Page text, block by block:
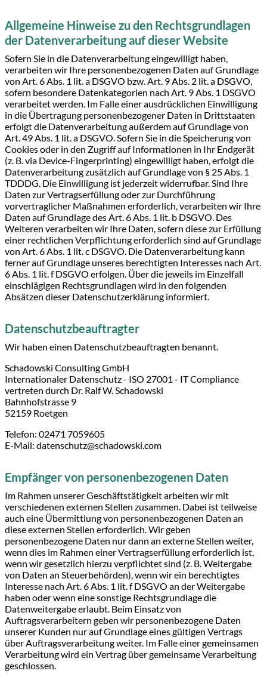
Allgemeine Hinweise zu den Rechtsgrundlagen
der Datenverarbeitung auf dieser Website
Sofern Sie in die Datenverarbeitung eingewilligt haben,
verarbeiten wir Ihre personenbezogenen Daten auf Grundlage
von Art. 6 Abs. 1 lit. a DSGVO bzw. Art. 9 Abs. 2 lit. a DSGVO,
sofern besondere Datenkategorien nach Art. 9 Abs. 1 DSGVO
verarbeitet werden. Im Falle einer ausdrücklichen Einwilligung
in die Übertragung personenbezogener Daten in Drittstaaten
erfolgt die Datenverarbeitung außerdem auf Grundlage von
Art. 49 Abs. 1 lit. a DSGVO. Sofern Sie in die Speicherung von
Cookies oder in den Zugriff auf Informationen in Ihr Endgerät
(z. B. via Device-Fingerprinting) eingewilligt haben, erfolgt die
Datenverarbeitung zusätzlich auf Grundlage von § 25 Abs. 1
TDDDG. Die Einwilligung ist jederzeit widerrufbar. Sind Ihre
Daten zur Vertragserfüllung oder zur Durchführung
vorvertraglicher Maßnahmen erforderlich, verarbeiten wir Ihre
Daten auf Grundlage des Art. 6 Abs. 1 lit. b DSGVO. Des
Weiteren verarbeiten wir Ihre Daten, sofern diese zur Erfüllung
einer rechtlichen Verpflichtung erforderlich sind auf Grundlage
von Art. 6 Abs. 1 lit. c DSGVO. Die Datenverarbeitung kann
ferner auf Grundlage unseres berechtigten Interesses nach Art.
6 Abs. 1 lit. f DSGVO erfolgen. Über die jeweils im Einzelfall
einschlägigen Rechtsgrundlagen wird in den folgenden
Absätzen dieser Datenschutzerklärung informiert.
Datenschutz­beauftragter
Wir haben einen Datenschutzbeauftragten benannt.
Schadowski Consulting GmbH
Internationaler Datenschutz - ISO 27001 - IT Compliance
vertreten durch Dr. Ralf W. Schadowski
Bahnhofstrasse 9
52159 Roetgen
Telefon: 02471 7059605
E-Mail: datenschutz@schadowski.com
Empfänger von personenbezogenen Daten
Im Rahmen unserer Geschäftstätigkeit arbeiten wir mit
verschiedenen externen Stellen zusammen. Dabei ist teilweise
auch eine Übermittlung von personenbezogenen Daten an
diese externen Stellen erforderlich. Wir geben
personenbezogene Daten nur dann an externe Stellen weiter,
wenn dies im Rahmen einer Vertragserfüllung erforderlich ist,
wenn wir gesetzlich hierzu verpflichtet sind (z. B. Weitergabe
von Daten an Steuerbehörden), wenn wir ein berechtigtes
Interesse nach Art. 6 Abs. 1 lit. f DSGVO an der Weitergabe
haben oder wenn eine sonstige Rechtsgrundlage die
Datenweitergabe erlaubt. Beim Einsatz von
Auftragsverarbeitern geben wir personenbezogene Daten
unserer Kunden nur auf Grundlage eines gültigen Vertrags
über Auftragsverarbeitung weiter. Im Falle einer gemeinsamen
Verarbeitung wird ein Vertrag über gemeinsame Verarbeitung
geschlossen.